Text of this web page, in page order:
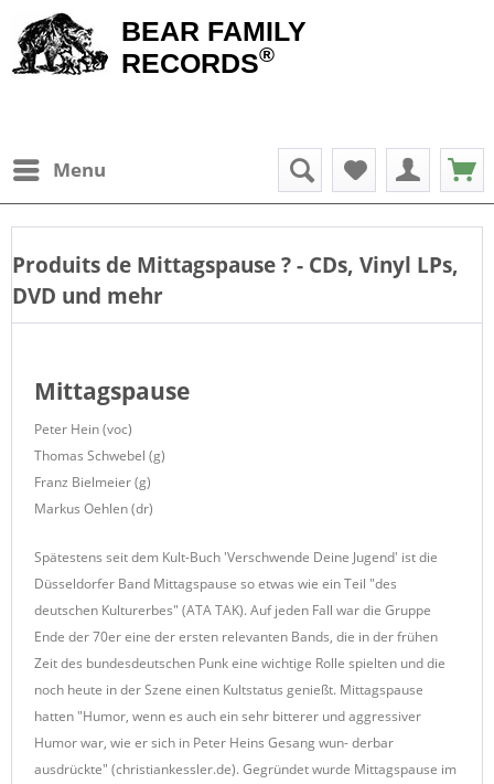
BEAR FAMILY
RECORDS®
Menu
Produits de Mittagspause? - CDs, Vinyl LPs,
DVD und mehr
Mittagspause
Peter Hein (voc)
Thomas Schwebel (g)
Franz Bielmeier (g)
Markus Oehlen (dr)
Spätestens seit dem Kult-Buch 'Verschwende Deine Jugend' ist die
Düsseldorfer Band Mittagspause so etwas wie ein Teil "des
deutschen Kulturerbes" (ATA TAK). Auf jeden Fall war die Gruppe
Ende der 70er eine der ersten relevanten Bands, die in der frühen
Zeit des bundesdeutschen Punk eine wichtige Rolle spielten und die
noch heute in der Szene einen Kultstatus genießt. Mittagspause
hatten "Humor, wenn es auch ein sehr bitterer und aggressiver
Humor war, wie er sich in Peter Heins Gesang wun- derbar
ausdrückte" (christiankessler.de). Gegründet wurde Mittagspause im